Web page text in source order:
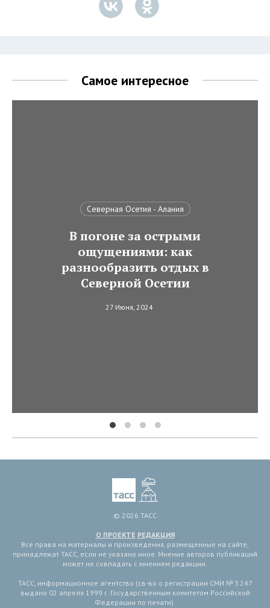
Самое интересное
Северная Осетия - Алания
В погоне за острыми
ощущениями: как
разнообразить отдых в
Северной Осетии
27 Июня, 2024
© 2026 ТАСС
О ПРОЕКТЕ РЕДАКЦИЯ
Все права на материалы и произведения, размещенные на сайте,
принадлежат ТАСС, если не указано иное. Мнение авторов публикаций
может не совпадать с мнением редакции.
ТАСС, информационное агентство (св-во о регистрации СМИ № 3 247
выдано 02 апреля 1999 г. Государственным комитетом Российской
Федерации по печати).